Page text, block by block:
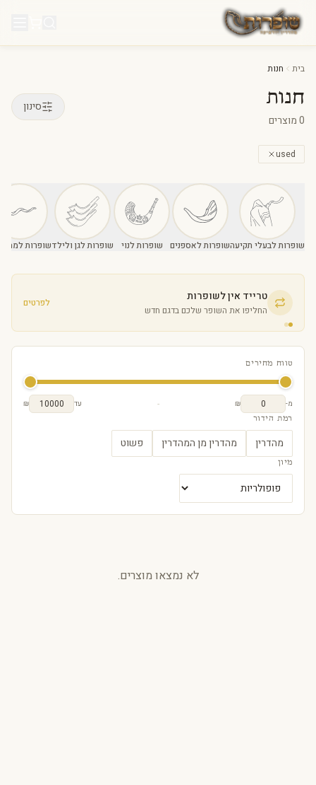
דלג לתוכן
בית חנות
חנות
0מוצרים
סינון
used
שופרות לבעלי תקיעהשופרות לאספנים שופרות לנוי שופרות לגן ולילדשופרות
טרייד אין לשופרות
החליפו את השופר שלכם בדגם חדש
לפרטים
טווח מחירים
מ- ₪
- עד
₪
רמת הידור
מהדרין מהדרין מן המהדרין פשוט
מיון
לא נמצאו מוצרים.